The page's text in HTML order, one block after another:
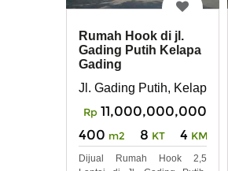
Rumah Hook di jl.
Gading Putih Kelapa
Gading
Jl. Gading Putih, Kelapa
Rp 11,000,000,000
400 m2 8 KT 4 KM
Dijual Rumah Hook 2,5